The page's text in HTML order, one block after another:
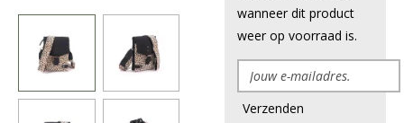
wanneer dit product
weer op voorraad is.
Verzenden